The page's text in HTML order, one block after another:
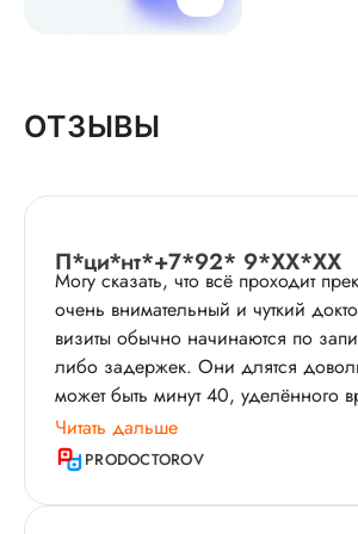
ОТЗЫВЫ
П*ци*нт*+7*92* 9*XX*XX
Могу сказать, что всё проходит
очень внимательный и чуткий
визиты обычно начинаются по
либо задержек. Они длятся
может быть минут 40, уделённого
достаточно для того, чтобы успеть
обсудить необходимое. На приёме
Юрьевна проводит устный опрос,
даёт рекомендации; если есть
Читать дальше
PRODOCTOROV